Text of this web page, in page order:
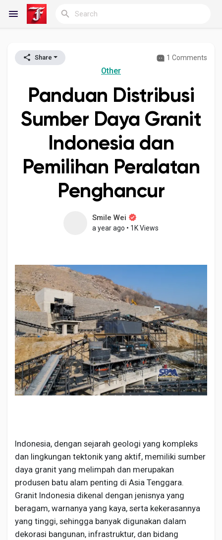
Reels
Discover Blogs
My Blogs
Discover Groups
Discover Pages
Liked Pages
Popular Posts
Discover Posts
Social Networth OS
Creator Commerce
Launch Startup
Share 1 Comments
Other
Panduan Distribusi
Sumber Daya Granit
Indonesia dan
Pemilihan Peralatan
Penghancur
Smile Wei
a year ago • 1K Views
Indonesia, dengan sejarah geologi yang kompleks
dan lingkungan tektonik yang aktif, memiliki sumber
daya granit yang melimpah dan merupakan
produsen batu alam penting di Asia Tenggara.
Granit Indonesia dikenal dengan jenisnya yang
beragam, warnanya yang kaya, serta kekerasannya
yang tinggi, sehingga banyak digunakan dalam
dekorasi bangunan, infrastruktur, dan bidang